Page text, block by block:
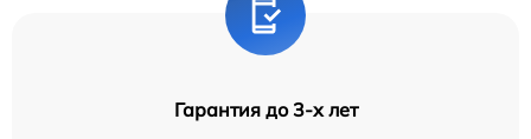
Гарантия до 3-х лет